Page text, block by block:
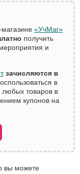
«УчМаг»
получить
и
зачисляются в
в
товаров в
купонов на
вы можете